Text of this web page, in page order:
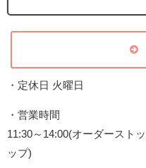
・定休日 火曜日
・営業時間
11:30～14:00(オーダースト
ップ)